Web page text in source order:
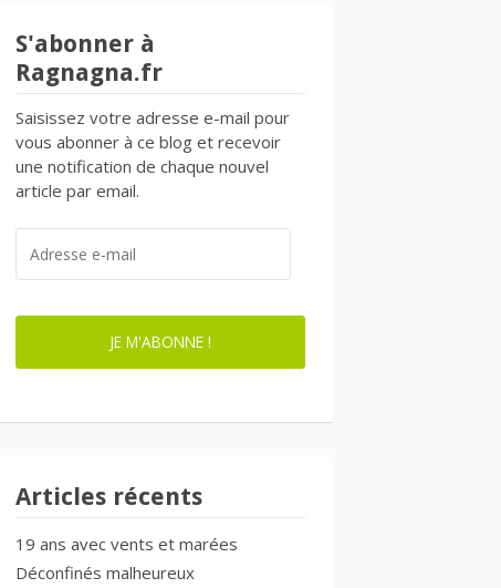
S'abonner à
Ragnagna.fr
Saisissez votre adresse e-mail pour
vous abonner à ce blog et recevoir
une notification de chaque nouvel
article par email.
MAIL
JE M'ABONNE !
Articles récents
19 ans avec vents et marées
Déconfinés malheureux